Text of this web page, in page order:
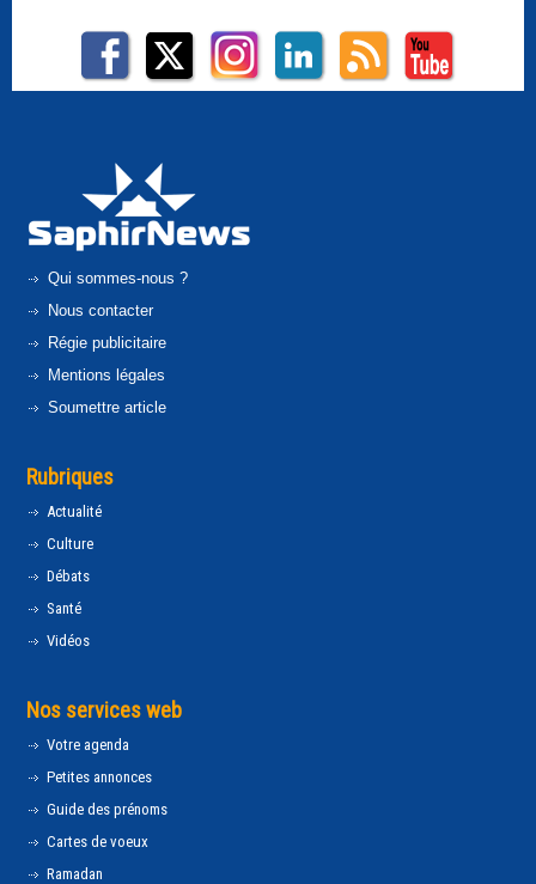
Qui sommes-nous ?
Nous contacter
Régie publicitaire
Mentions légales
Soumettre article
Rubriques
Actualité
Culture
Débats
Santé
Vidéos
Nos services web
Votre agenda
Petites annonces
Guide des prénoms
Cartes de voeux
Ramadan